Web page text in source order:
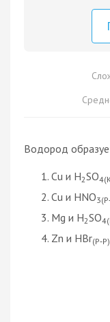
Водород
Cu и H2SO
Cu и HNO
Mg и H2SO
Zn и HBr(Р‑Р)